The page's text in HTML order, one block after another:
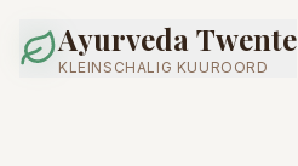
Ayurveda Twente
KLEINSCHALIG KUUROORD